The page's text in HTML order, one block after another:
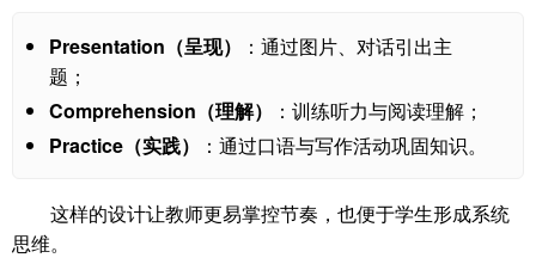
Presentation（呈现）
：通过图片、对话引出主
题；
Comprehension（理解）
：训练听力与阅读理解；
Practice（实践）
：通过口语与写作活动巩固知识。
这样的设计让教师更易掌控节奏，也便于学生形成系统
思维。